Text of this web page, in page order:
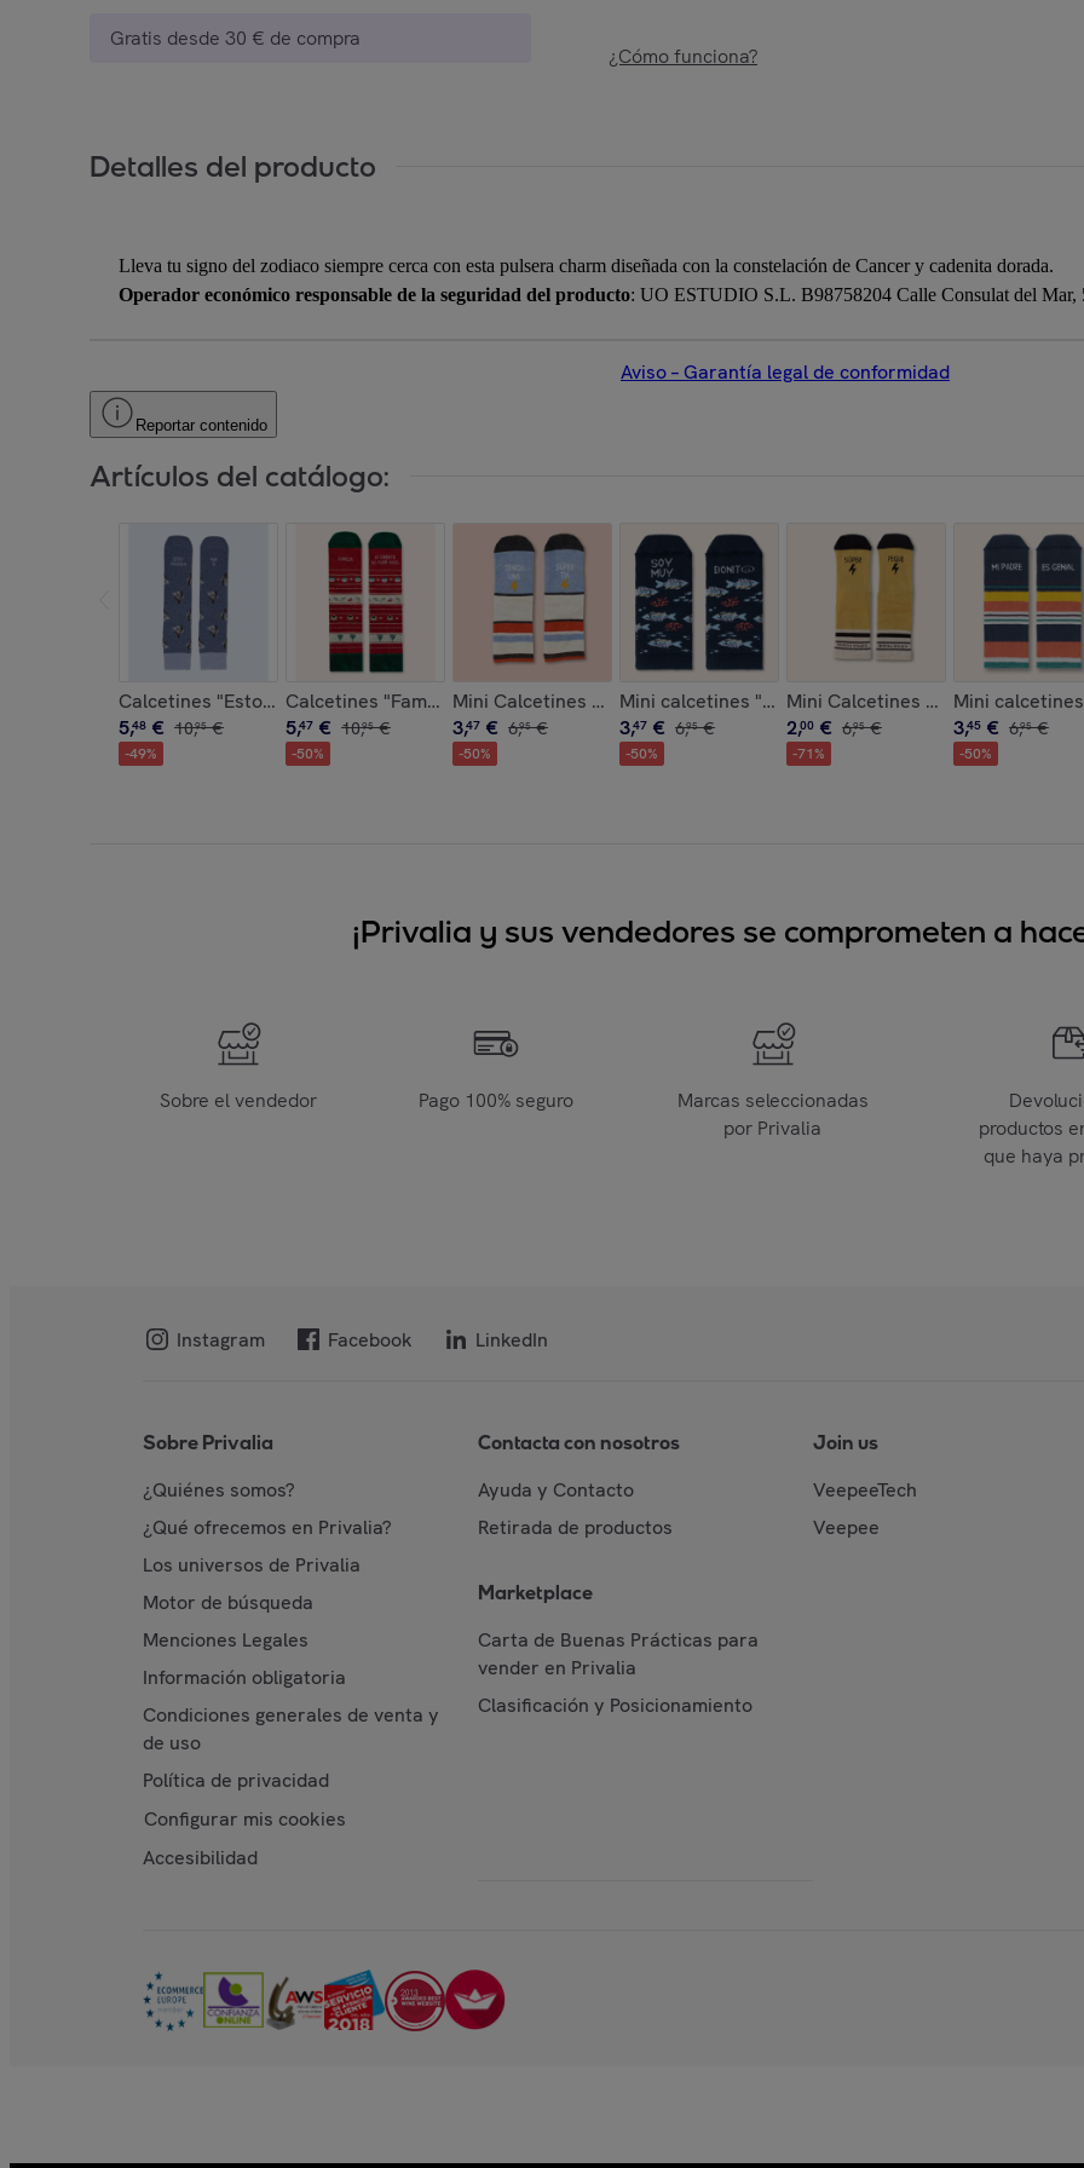
Gratis desde 30 € de compra
¿Cómo funciona?
Detalles del producto
Lleva tu signo del zodiaco siempre cerca con esta pulsera charm diseñada con la constelación de Cancer y cadenita dorada.
Operador económico responsable de la seguridad del producto: UO ESTUDIO S.L. B98758204 Calle Consulat del Mar,
Aviso – Garantía legal de conformidad
Reportar contenido
Artículos del catálogo:
Calcetines "Estoy colgad@ por ti"
5,48 € 10,95 €
-49%
Calcetines "Familia ayudante de Papá Noel"
5,47 € 10,95 €
-50%
Mini Calcetines "Tengo una súper tía" New talla 31-34
3,47 € 6,95 €
-50%
Mini calcetines "Soy muy bonit@"
3,47 € 6,95 €
-50%
Mini Calcetines "Súper Peque"
2,00 € 6,95 €
-71%
Mini
3,45 € 6,95 €
-50%
¡Privalia y sus vendedores se comprometen a
Sobre el vendedor Pago 100% seguro
Marcas seleccionadas
por Privalia
productos
que haya
Instagram Facebook LinkedIn
Sobre Privalia
¿Quiénes somos?
¿Qué ofrecemos en Privalia?
Los universos de Privalia
Motor de búsqueda
Menciones Legales
Información obligatoria
Condiciones generales de venta y
de uso
Política de privacidad
Configurar mis cookies
Accesibilidad
Contacta con nosotros
Ayuda y Contacto
Retirada de productos
Marketplace
Carta de Buenas Prácticas para
vender en Privalia
Clasificación y Posicionamiento
Join us
VeepeeTech
Veepee